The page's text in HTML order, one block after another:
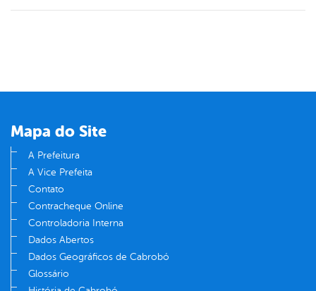
Mapa do Site
A Prefeitura
A Vice Prefeita
Contato
Contracheque Online
Controladoria Interna
Dados Abertos
Dados Geográficos de Cabrobó
Glossário